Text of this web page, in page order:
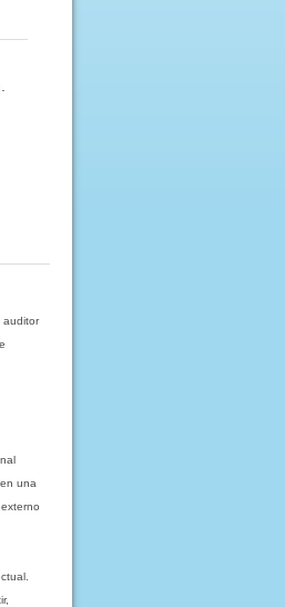
auditor
una